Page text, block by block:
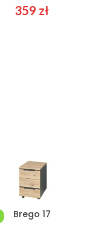
359 zł
Brego 17